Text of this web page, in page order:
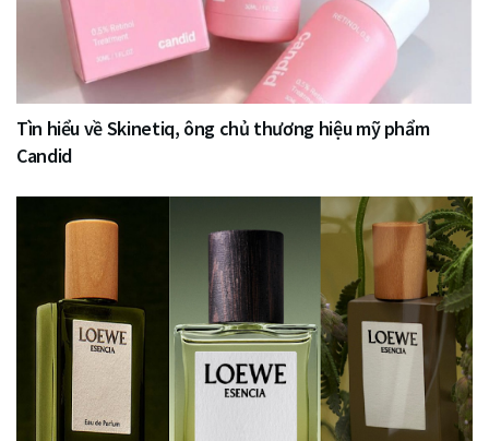
Tìn hiểu về Skinetiq, ông chủ thương hiệu mỹ phẩm
Candid